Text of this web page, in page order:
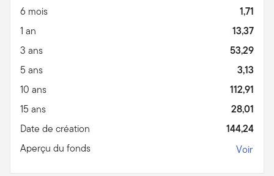
6 mois
1,71
1 an
13,37
3 ans
53,29
5 ans
3,13
10 ans
112,91
15 ans
28,01
Date de création
144,24
Aperçu du fonds
Voir